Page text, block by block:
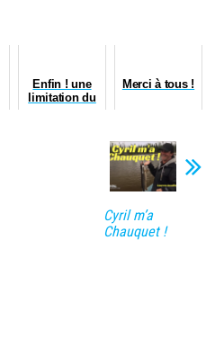
Enfin ! une
limitation du
Merci à tous !
Cyril m’a
Chauquet !